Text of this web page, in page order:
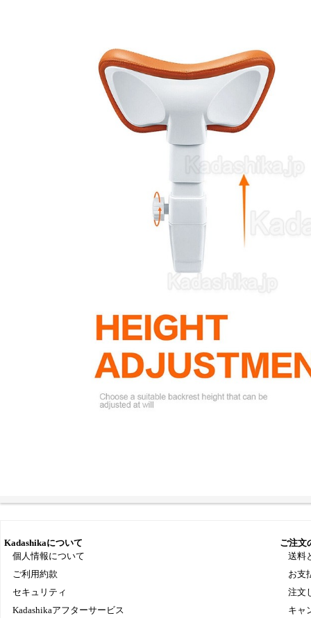
Kadashikaについて
個人情報について
ご利用約款
セキュリティ
Kadashikaアフターサービス
ご注文
送料
お支
注文
キャ